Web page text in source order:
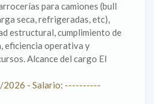
para camiones (bull
seca, refrigeradas, etc),
estructural, cumplimiento de
eficiencia operativa y
Alcance del cargo El
2026 - Salario: ----------